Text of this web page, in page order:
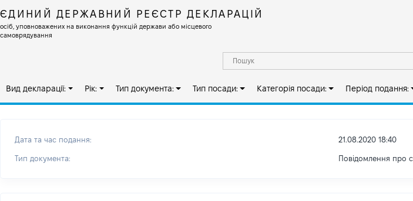
ЄДИНИЙ ДЕРЖАВНИЙ РЕЄСТР ДЕКЛАРАЦІЙ
осіб, уповноважених на виконання функцій держави або місцевого
самоврядування
Вид декларації: Рік: Тип документа: Тип посади: Категорія посади: Період подання:
Дата та час подання: 21.08.2020 18:40
Тип документа: Повідомлення про